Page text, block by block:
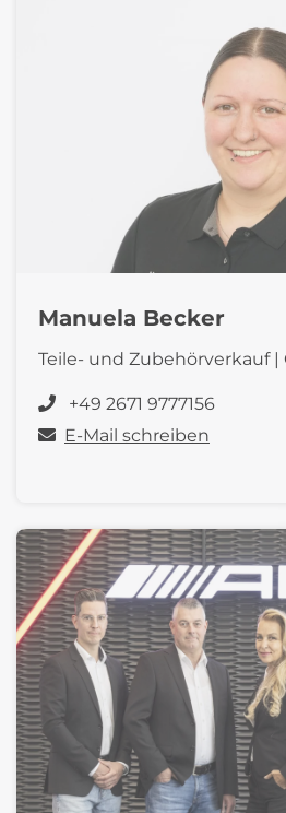
Manuela Becker
Teile- und Zubehörverkauf |
+49 2671 9777156
E-Mail schreiben